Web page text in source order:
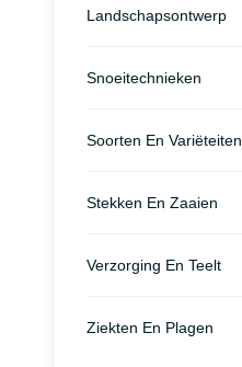
Landschapsontwerp
Snoeitechnieken
Soorten En Variëteiten
Stekken En Zaaien
Verzorging En Teelt
Ziekten En Plagen